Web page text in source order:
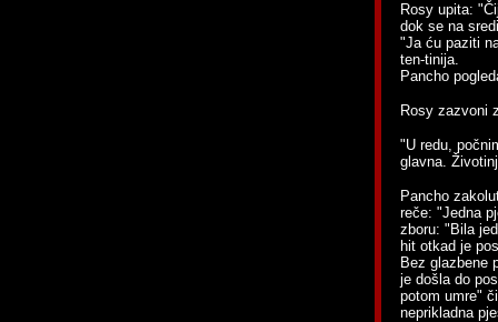
Rosy upita:
dok se na
"Ja ću paziti
ten-tinija.
Pancho
Rosy zazvoni
"U redu,
glavna.
Pancho
reče: "Jedna
zboru: "Bila
hit otkad je
Bez glazbene
je došla do
potom umre"
neprikladna